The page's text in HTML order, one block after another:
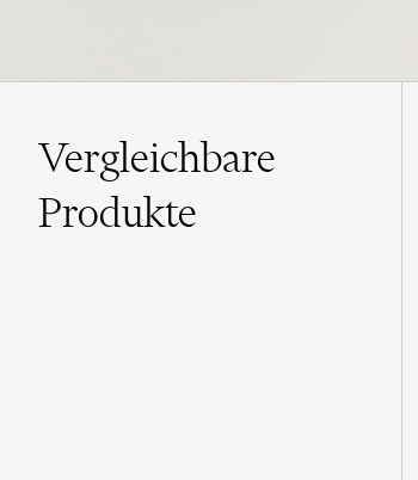
Vergleichbare
Produkte